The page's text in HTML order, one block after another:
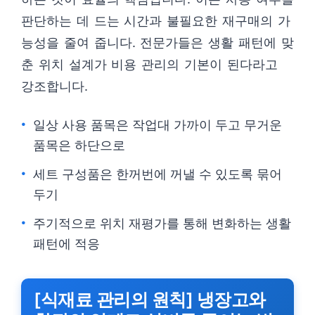
판단하는 데 드는 시간과 불필요한 재구매의 가
능성을 줄여 줍니다. 전문가들은 생활 패턴에 맞
춘 위치 설계가 비용 관리의 기본이 된다라고
강조합니다.
일상 사용 품목은 작업대 가까이 두고 무거운
품목은 하단으로
세트 구성품은 한꺼번에 꺼낼 수 있도록 묶어
두기
주기적으로 위치 재평가를 통해 변화하는 생활
패턴에 적응
[식재료 관리의 원칙] 냉장고와